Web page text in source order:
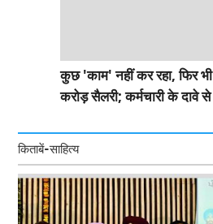
कुछ 'काम' नहीं कर रहा, फिर भी
करोड़ सैलरी; कर्मचारी के दावे
किताबें-साहित्य